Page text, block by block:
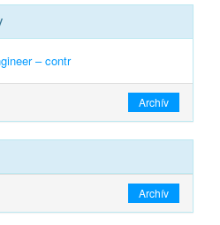
– contr
Archív
Archív